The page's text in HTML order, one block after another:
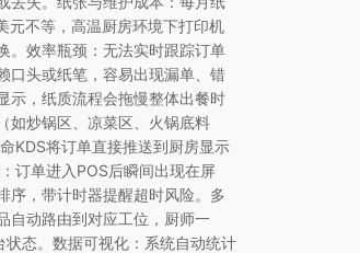
元不等，高温厨房环境下打印机
。效率瓶颈：无法实时跟踪订单
口头或纸笔，容易出现漏单、错
示，纸质流程会拖慢整体出餐时
如炒锅区、凉菜区、火锅底料
KDS将订单直接推送到厨房显示
订单进入POS后瞬间出现在屏
序，带计时器提醒超时风险。多
自动路由到对应工位，厨师一
状态。数据可视化：系统自动统计